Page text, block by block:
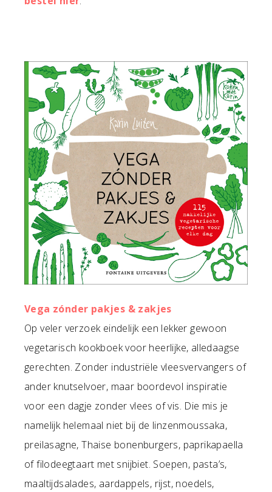
Vega zónder pakjes & zakjes
Op veler verzoek eindelijk een lekker gewoon
vegetarisch kookboek voor heerlijke, alledaagse
gerechten. Zonder industriële vleesvervangers of
ander knutselvoer, maar boordevol inspiratie
voor een dagje zonder vlees of vis. Die mis je
namelijk helemaal niet bij de linzenmoussaka,
preilasagne, Thaise bonenburgers, paprikapaella
of filodeegtaart met snijbiet. Soepen, pasta’s,
maaltijdsalades, aardappels, rijst, noedels,